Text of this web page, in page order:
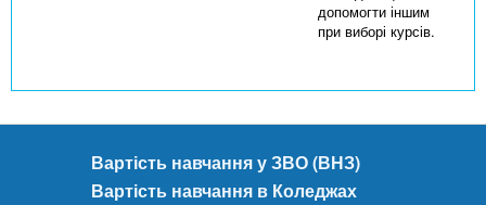
допомогти іншим
при виборі курсів.
Вартість навчання у ЗВО (ВНЗ)
Вартість навчання в Коледжах